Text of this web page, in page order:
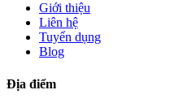
Giới thiệu
Liên hệ
Tuyển dụng
Blog
Địa điểm